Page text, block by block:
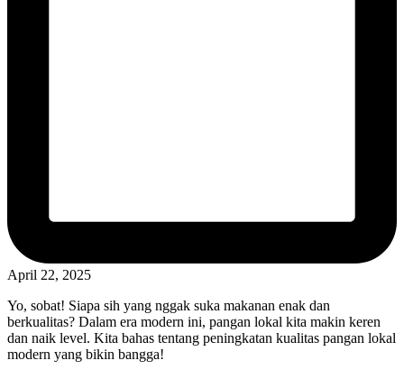
April 22, 2025
Yo, sobat! Siapa sih yang nggak suka makanan enak dan
berkualitas? Dalam era modern ini, pangan lokal kita makin keren
dan naik level. Kita bahas tentang peningkatan kualitas pangan lokal
modern yang bikin bangga!